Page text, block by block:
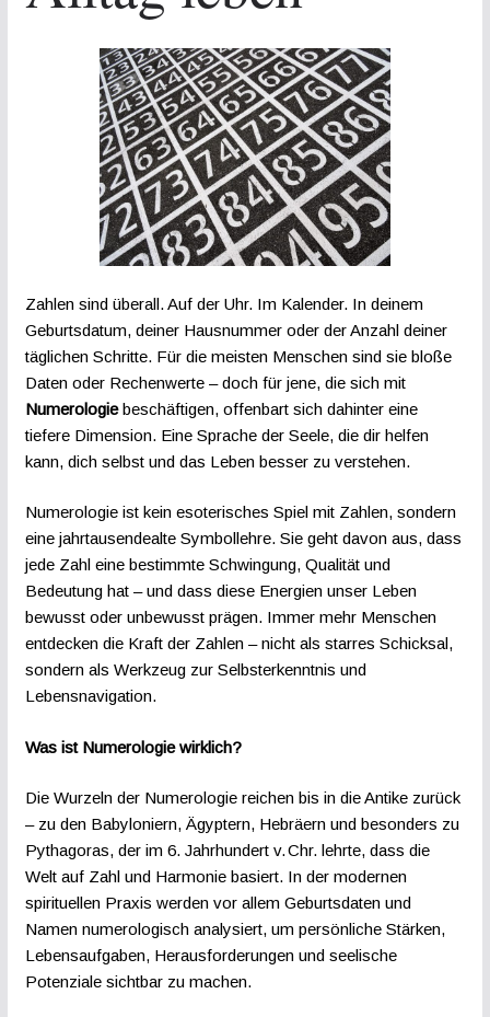
Zahlen sind überall. Auf der Uhr. Im Kalender. In deinem
Geburtsdatum, deiner Hausnummer oder der Anzahl deiner
täglichen Schritte. Für die meisten Menschen sind sie bloße
Daten oder Rechenwerte – doch für jene, die sich mit
Numerologiebeschäftigen, offenbart sich dahinter eine
tiefere Dimension. Eine Sprache der Seele, die dir helfen
kann, dich selbst und das Leben besser zu verstehen.
Numerologie ist kein esoterisches Spiel mit Zahlen, sondern
eine jahrtausendealte Symbollehre. Sie geht davon aus, dass
jede Zahl eine bestimmte Schwingung, Qualität und
Bedeutung hat – und dass diese Energien unser Leben
bewusst oder unbewusst prägen. Immer mehr Menschen
entdecken die Kraft der Zahlen – nicht als starres Schicksal,
sondern als Werkzeug zur Selbsterkenntnis und
Lebensnavigation.
Was ist Numerologie wirklich?
Die Wurzeln der Numerologie reichen bis in die Antike zurück
– zu den Babyloniern, Ägyptern, Hebräern und besonders zu
Pythagoras, der im 6. Jahrhundert v. Chr. lehrte, dass die
Welt auf Zahl und Harmonie basiert. In der modernen
spirituellen Praxis werden vor allem Geburtsdaten und
Namen numerologisch analysiert, um persönliche Stärken,
Lebensaufgaben, Herausforderungen und seelische
Potenziale sichtbar zu machen.